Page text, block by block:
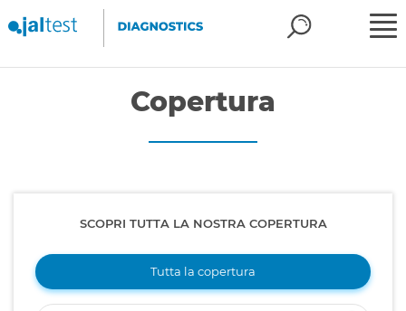
Copertura
SCOPRI TUTTA LA NOSTRA COPERTURA
Tutta la copertura